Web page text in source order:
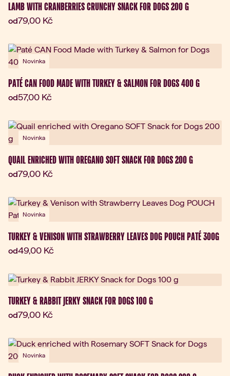
LAMB WITH CRANBERRIES CRUNCHY SNACK FOR DOGS 200 G
odAktuální cena:
79,00 Kč
Novinka
PATÉ CAN FOOD MADE WITH TURKEY & SALMON FOR DOGS 400 G
odAktuální cena:
57,00 Kč
Novinka
QUAIL ENRICHED WITH OREGANO SOFT SNACK FOR DOGS 200 G
odAktuální cena:
79,00 Kč
Novinka
TURKEY & VENISON WITH STRAWBERRY LEAVES DOG POUCH PATÉ 300G
odAktuální cena:
49,00 Kč
TURKEY & RABBIT JERKY SNACK FOR DOGS 100 G
odAktuální cena:
79,00 Kč
Novinka